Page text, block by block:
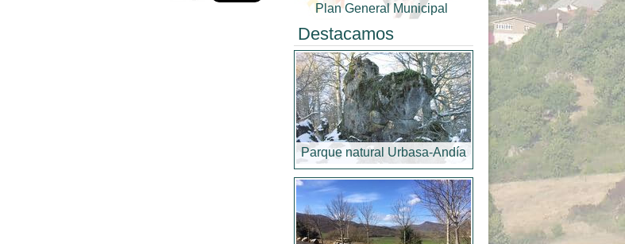
Plan General Municipal
Destacamos
Parque natural Urbasa-Andía